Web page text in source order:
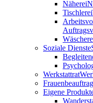
Näherei
Tischlerei
Soziale Dienste
Werkstattrat
Eigene